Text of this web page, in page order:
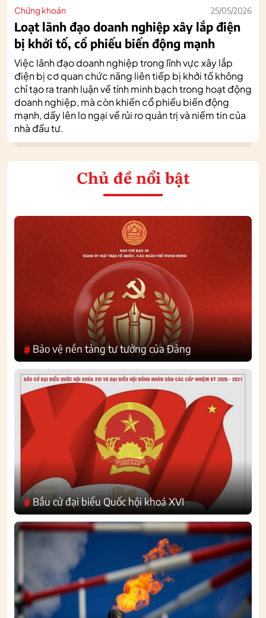
Chứng khoán 25/05/2026
Loạt lãnh đạo doanh nghiệp xây lắp điện
bị khởi tố, cổ phiếu biến động mạnh
Việc lãnh đạo doanh nghiệp trong lĩnh vực xây lắp
điện bị cơ quan chức năng liên tiếp bị khởi tố không
chỉ tạo ra tranh luận về tính minh bạch trong hoạt động
doanh nghiệp, mà còn khiến cổ phiếu biến động
mạnh, dấy lên lo ngại về rủi ro quản trị và niềm tin của
nhà đầu tư.
Chủ đề nổi bật
# Bảo vệ nền tảng tư tưởng của Đảng
#Bầu cử đại biểu Quốc hội khoá XVI